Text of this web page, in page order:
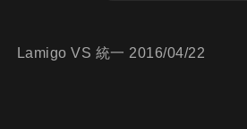
Lamigo VS 統一 2016/04/22